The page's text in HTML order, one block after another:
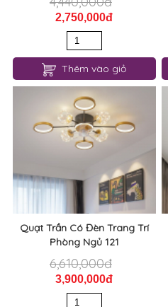
2,750,000đ
Thêm vào giỏ
Quạt Trần Có Đèn Trang Trí
Phòng Ngủ 121
6,610,000đ
3,900,000đ